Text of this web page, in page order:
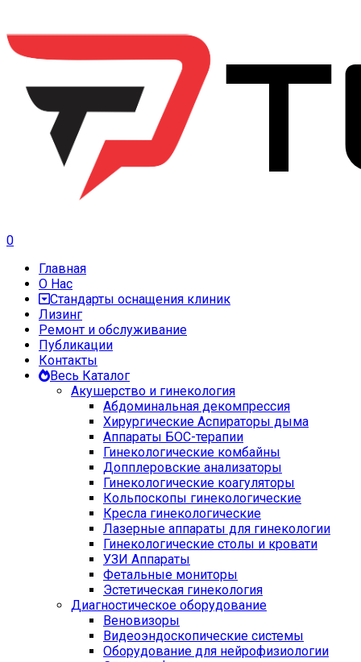
0
Главная
О Нас
Стандарты оснащения клиник
Лизинг
Ремонт и обслуживание
Публикации
Контакты
Весь Каталог
Акушерство и гинекология
Абдоминальная декомпрессия
Хирургические Аспираторы дыма
Аппараты БОС-терапии
Гинекологические комбайны
Допплеровские анализаторы
Гинекологические коагуляторы
Кольпоскопы гинекологические
Кресла гинекологические
Лазерные аппараты для гинекологии
Гинекологические столы и кровати
УЗИ Аппараты
Фетальные мониторы
Эстетическая гинекология
Диагностическое оборудование
Веновизоры
Видеоэндоскопические системы
Оборудование для нейрофизиологии